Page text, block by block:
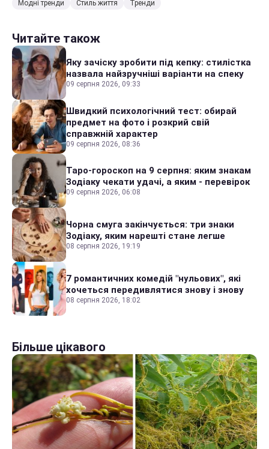
Модні тренди Стиль життя Тренди
Читайте також
Яку зачіску зробити під кепку: стилістка
назвала найзручніші варіанти на спеку
09 серпня 2026, 09:33
Швидкий психологічний тест: обирай
предмет на фото і розкрий свій
справжній характер
09 серпня 2026, 08:36
Таро-гороскоп на 9 серпня: яким знакам
Зодіаку чекати удачі, а яким - перевірок
09 серпня 2026, 06:08
Чорна смуга закінчується: три знаки
Зодіаку, яким нарешті стане легше
08 серпня 2026, 19:19
7 романтичних комедій "нульових", які
хочеться передивлятися знову і знову
08 серпня 2026, 18:02
Більше цікавого